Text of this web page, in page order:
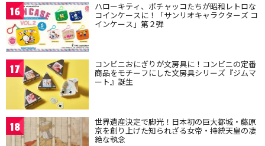
16 ハローキティ、ポチャッコたちが昭和レトロな
コインケースに！「サンリオキャラクターズ コ
インケース」第２弾
17 コンビニおにぎりが文房具に！コンビニの定番
商品をモチーフにした文房具シリーズ『ジムマ
ート』誕生
18 世界遺産決定で脚光！日本初の巨大都城・藤原
京を創り上げた知られざる女帝・持統天皇の凄
絶な執念